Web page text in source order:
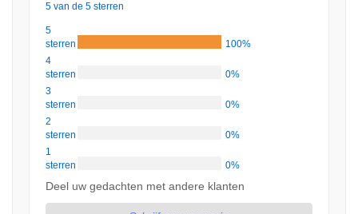
5 van de 5 sterren
5
sterren
100%
4
sterren
0%
3
sterren
0%
2
sterren
0%
1
sterren
0%
Deel uw gedachten met andere klanten